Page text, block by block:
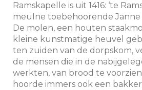
Ramskapelle is uit 1416: ‘te
meulne toebehoorende Janne
De molen, een houten
kleine kunstmatige heuvel
ten zuiden van de dorpskom,
de mensen die in de
werkten, van brood te
hoorde immers ook een